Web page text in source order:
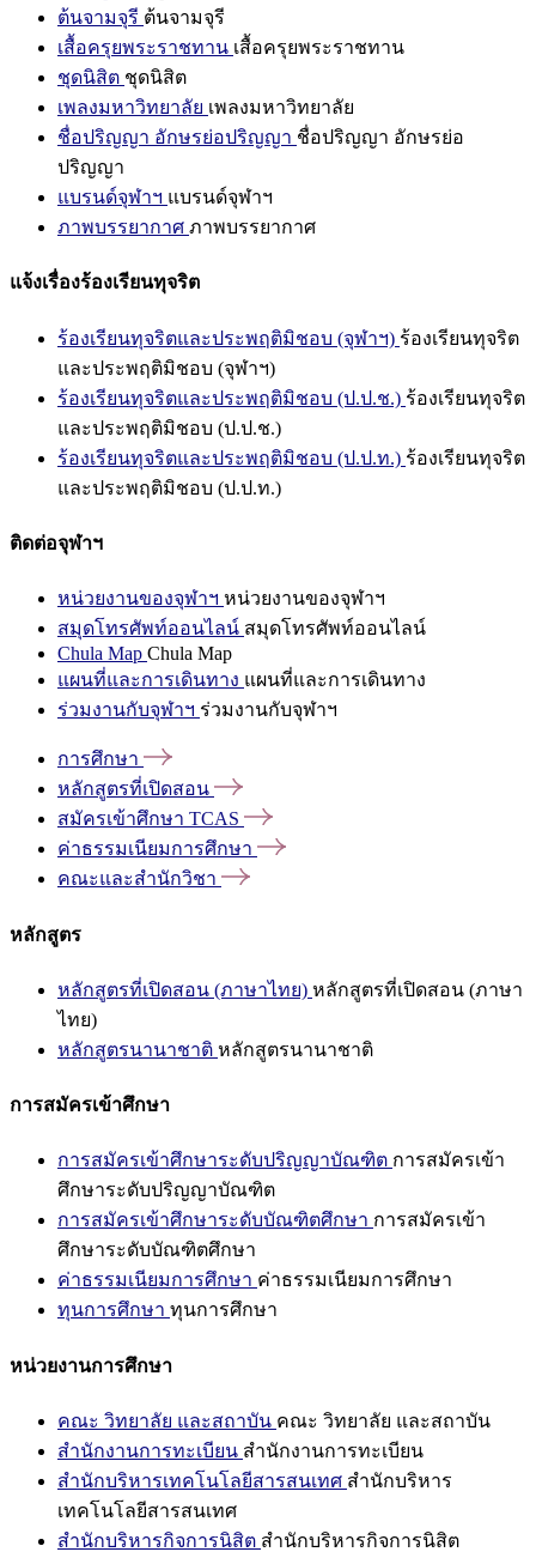
ต้นจามจุรี ต้นจามจุรี
เสื้อครุยพระราชทาน เสื้อครุยพระราชทาน
ชุดนิสิต ชุดนิสิต
เพลงมหาวิทยาลัย เพลงมหาวิทยาลัย
ชื่อปริญญา อักษรย่อปริญญา ชื่อปริญญา อักษรย่อ
ปริญญา
แบรนด์จุฬาฯ แบรนด์จุฬาฯ
ภาพบรรยากาศ ภาพบรรยากาศ
แจ้งเรื่องร้องเรียนทุจริต
ร้องเรียนทุจริตและประพฤติมิชอบ (จุฬาฯ) ร้องเรียนทุจริต
และประพฤติมิชอบ (จุฬาฯ)
ร้องเรียนทุจริตและประพฤติมิชอบ (ป.ป.ช.) ร้องเรียนทุจริต
และประพฤติมิชอบ (ป.ป.ช.)
ร้องเรียนทุจริตและประพฤติมิชอบ (ป.ป.ท.) ร้องเรียนทุจริต
และประพฤติมิชอบ (ป.ป.ท.)
ติดต่อจุฬาฯ
หน่วยงานของจุฬาฯ หน่วยงานของจุฬาฯ
สมุดโทรศัพท์ออนไลน์ สมุดโทรศัพท์ออนไลน์
Chula Map Chula Map
แผนที่และการเดินทาง แผนที่และการเดินทาง
ร่วมงานกับจุฬาฯ ร่วมงานกับจุฬาฯ
การศึกษา
หลักสูตรที่เปิดสอน
สมัครเข้าศึกษา TCAS
ค่าธรรมเนียมการศึกษา
คณะและสำนักวิชา
หลักสูตร
หลักสูตรที่เปิดสอน (ภาษาไทย) หลักสูตรที่เปิดสอน (ภาษา
ไทย)
หลักสูตรนานาชาติ หลักสูตรนานาชาติ
การสมัครเข้าศึกษา
การสมัครเข้าศึกษาระดับปริญญาบัณฑิต การสมัครเข้า
ศึกษาระดับปริญญาบัณฑิต
การสมัครเข้าศึกษาระดับบัณฑิตศึกษา การสมัครเข้า
ศึกษาระดับบัณฑิตศึกษา
ค่าธรรมเนียมการศึกษา ค่าธรรมเนียมการศึกษา
ทุนการศึกษา ทุนการศึกษา
หน่วยงานการศึกษา
คณะ วิทยาลัย และสถาบัน คณะ วิทยาลัย และสถาบัน
สำนักงานการทะเบียน สำนักงานการทะเบียน
สำนักบริหารเทคโนโลยีสารสนเทศ สำนักบริหาร
เทคโนโลยีสารสนเทศ
สำนักบริหารกิจการนิสิต สำนักบริหารกิจการนิสิต